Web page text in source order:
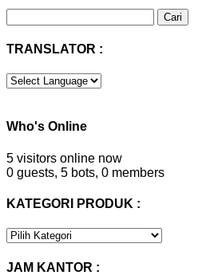
untuk:
TRANSLATOR :
Who's Online
5 visitors online now
0 guests, 5 bots, 0 members
KATEGORI PRODUK :
KATEGORI
JAM KANTOR :